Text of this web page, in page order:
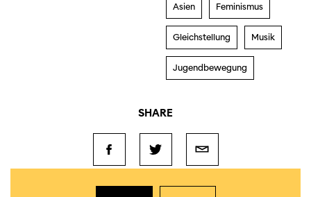
Asien Feminismus
Gleichstellung Musik
Jugendbewegung
SHARE